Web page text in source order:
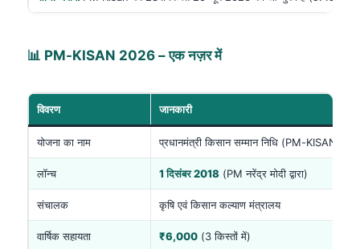
📊 PM-KISAN 2026 – एक नज़र में
विवरण जानकारी
योजना का नाम प्रधानमंत्री किसान सम्मान निधि (PM-KISAN)
लॉन्च 1 दिसंबर 2018 (PM नरेंद्र मोदी द्वारा)
संचालक कृषि एवं किसान कल्याण मंत्रालय
वार्षिक सहायता ₹6,000 (3 किस्तों में)